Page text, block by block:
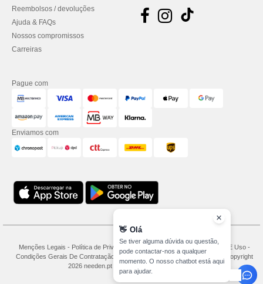
Reembolsos / devoluções
Ajuda & FAQs
Nossos compromissos
Carreiras
Pague com
Enviamos com
Menções Legais - Política de Privacidade Condições Gerais De Acesso E Uso -
Condições Gerais De Contratação
- Mapa do Site
Copyright
2026 needen.pt - Todos os direitos reservados
👋 Olá
Se tiver alguma dúvida ou questão,
pode contactar-nos a qualquer
momento. O nosso chatbot está aqui
para ajudar.